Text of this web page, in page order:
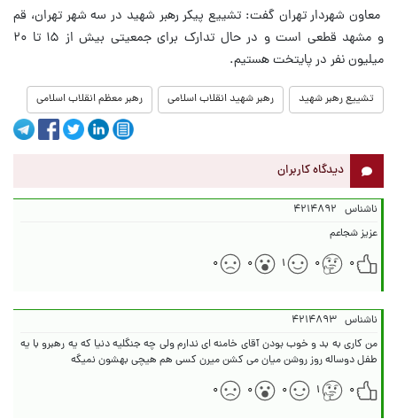
معاون شهردار تهران گفت: تشییع پیکر رهبر شهید در سه شهر تهران، قم
و مشهد قطعی است و در حال تدارک برای جمعیتی بیش از ۱۵ تا ۲۰
میلیون نفر در پایتخت هستیم.
تشییع رهبر شهید رهبر شهید انقلاب اسلامی رهبر معظم انقلاب اسلامی
دیدگاه کاربران
ناشناس ۴۲۱۴۸۹۲
عزیز شجاعم
۰
۰ ۱ ۰ ۰
ناشناس ۴۲۱۴۸۹۳
من کاری به بد و خوب بودن آقای خامنه ای ندارم ولی چه جنگلیه دنیا که یه رهبرو با یه
طفل دوساله روز روشن میان می کشن میرن کسی هم هیچی بهشون نمیگه
۰
۱ ۰ ۰ ۰